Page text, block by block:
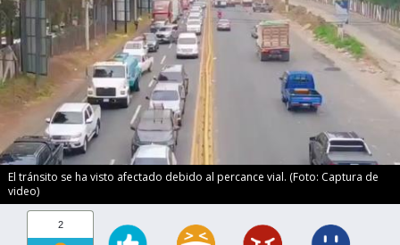
El tránsito se ha visto afectado debido al percance vial. (Foto: Captura de
video)
2